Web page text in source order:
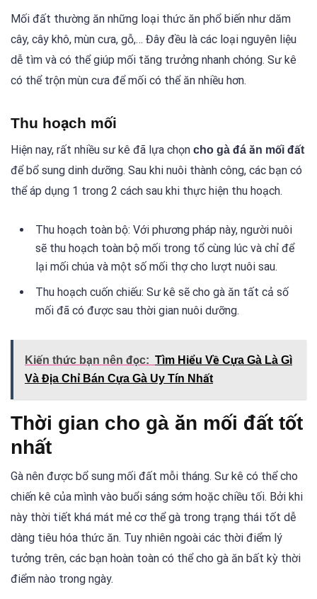
Mối đất thường ăn những loại thức ăn phổ biến như dăm
cây, cây khô, mùn cưa, gỗ,… Đây đều là các loại nguyên liệu
dễ tìm và có thể giúp mối tăng trưởng nhanh chóng. Sư kê
có thể trộn mùn cưa để mối có thể ăn nhiều hơn.
Thu hoạch mối
Hiện nay, rất nhiều sư kê đã lựa chọn cho gà đá ăn mối đất
để bổ sung dinh dưỡng. Sau khi nuôi thành công, các bạn có
thể áp dụng 1 trong 2 cách sau khi thực hiện thu hoạch.
Thu hoạch toàn bộ: Với phương pháp này, người nuôi
sẽ thu hoạch toàn bộ mối trong tổ cùng lúc và chỉ để
lại mối chúa và một số mối thợ cho lượt nuôi sau.
Thu hoạch cuốn chiếu: Sư kê sẽ cho gà ăn tất cả số
mối đã có được sau thời gian nuôi dưỡng.
Kiến thức bạn nên đọc: Tìm Hiểu Về Cựa Gà Là Gì
Và Địa Chỉ Bán Cựa Gà Uy Tín Nhất
Thời gian cho gà ăn mối đất tốt
nhất
Gà nên được bổ sung mối đất mỗi tháng. Sư kê có thể cho
chiến kê của mình vào buổi sáng sớm hoặc chiều tối. Bởi khi
này thời tiết khá mát mẻ cơ thể gà trong trạng thái tốt dễ
dàng tiêu hóa thức ăn. Tuy nhiên ngoài các thời điểm lý
tưởng trên, các bạn hoàn toàn có thể cho gà ăn bất kỳ thời
điểm nào trong ngày.